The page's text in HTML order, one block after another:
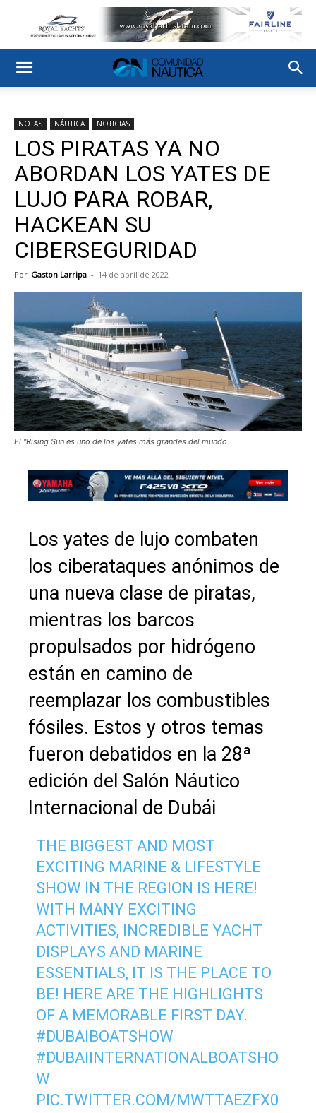
NOTAS NÁUTICA NOTICIAS
LOS PIRATAS YA NO
ABORDAN LOS YATES DE
LUJO PARA ROBAR,
HACKEAN SU
CIBERSEGURIDAD
Por Gaston Larripa - 14 de abril de 2022
El "Rising Sun es uno de los yates más grandes del mundo
Los yates de lujo combaten
los ciberataques anónimos de
una nueva clase de piratas,
mientras los barcos
propulsados por hidrógeno
están en camino de
reemplazar los combustibles
fósiles. Estos y otros temas
fueron debatidos en la 28ª
edición del Salón Náutico
Internacional de Dubái
THE BIGGEST AND MOST
EXCITING MARINE & LIFESTYLE
SHOW IN THE REGION IS HERE!
WITH MANY EXCITING
ACTIVITIES, INCREDIBLE YACHT
DISPLAYS AND MARINE
ESSENTIALS, IT IS THE PLACE TO
BE! HERE ARE THE HIGHLIGHTS
OF A MEMORABLE FIRST DAY.
#DUBAIBOATSHOW
#DUBAIINTERNATIONALBOATSHO
W
PIC.TWITTER.COM/MWTTAEZFX0